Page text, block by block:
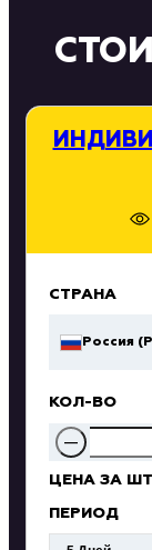
СТРАНА
Россия
КОЛ-ВО
—
ЦЕНА ЗА
ПЕРИОД